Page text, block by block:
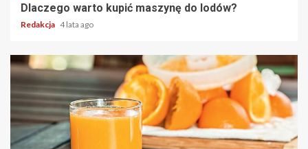
Dlaczego warto kupić maszynę do lodów?
Redakcja 4 lata ago